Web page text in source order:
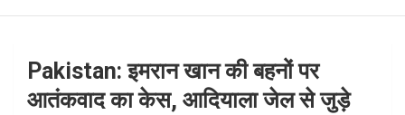
Pakistan: इमरान खान की बहनों पर
आतंकवाद का केस, आदियाला जेल से जुड़े